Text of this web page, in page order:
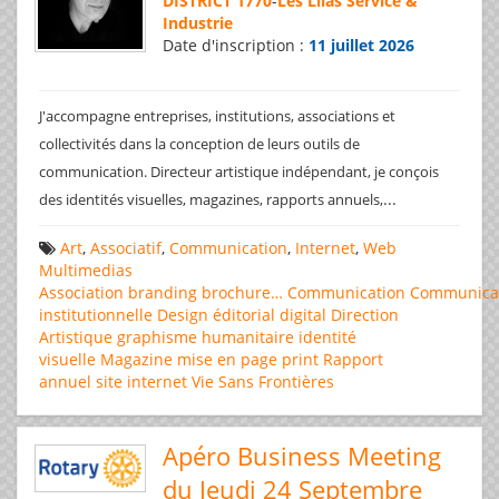
Industrie
Date d'inscription : 11 juillet 2026
J'accompagne entreprises, institutions, associations et
collectivités dans la conception de leurs outils de
communication. Directeur artistique indépendant, je conçois
des identités visuelles, magazines, rapports annuels,...
Art, Associatif, Communication, Internet, Web
Multimedias
Association branding brochure… Communication
institutionnelle Design éditorial digital Direction
Artistique graphisme humanitaire identité
visuelle Magazine mise en page print Rapport
annuel site internet Vie Sans Frontières
Apéro Business Meeting
du Jeudi 24 Septembre